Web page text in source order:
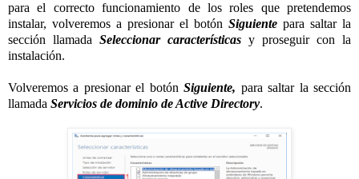
para el correcto funcionamiento de los roles que pretendemos
instalar, volveremos a presionar el botón Siguiente para saltar la
sección llamada Seleccionar características y proseguir con la
instalación.
Volveremos a presionar el botónSiguiente, para saltar la sección
llamada Servicios de dominio de Active Directory.